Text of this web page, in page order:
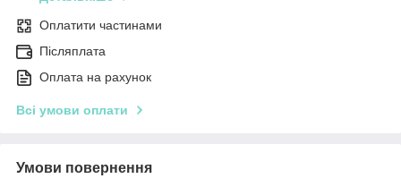
Оплатити частинами
Післяплата
Оплата на рахунок
Всі умови оплати
Умови повернення